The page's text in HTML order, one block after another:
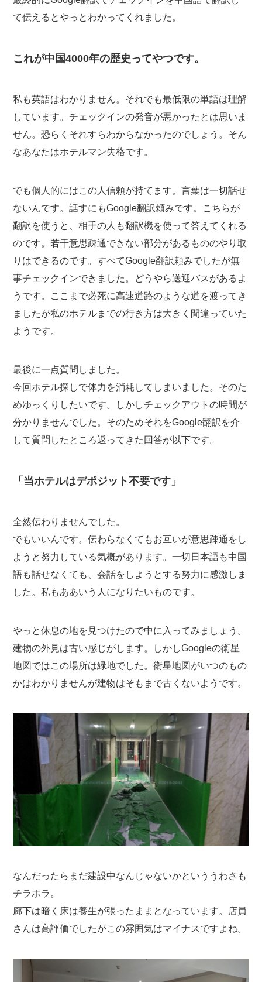
て伝えるとやっとわかってくれました。
これが中国4000年の歴史ってやつです。
私も英語はわかりません。それでも最低限の単語は理解
しています。チェックインの発音が悪かったとは思いま
せん。恐らくそれすらわからなかったのでしょう。そん
なあなたはホテルマン失格です。
でも個人的にはこの人信頼が持てます。言葉は一切話せ
ないんです。話すにもGoogle翻訳頼みです。こちらが
翻訳を使うと、相手の人も翻訳機を使って答えてくれる
のです。若干意思疎通できない部分があるもののやり取
りはできるのです。すべてGoogle翻訳頼みでしたが無
事チェックインできました。どうやら送迎バスがあるよ
うです。ここまで必死に高速道路のような道を渡ってき
ましたが私のホテルまでの行き方は大きく間違っていた
ようです。
最後に一点質問しました。
今回ホテル探しで体力を消耗してしまいました。そのた
めゆっくりしたいです。しかしチェックアウトの時間が
分かりませんでした。そのためそれをGoogle翻訳を介
して質問したところ返ってきた回答が以下です。
「当ホテルはデポジット不要です」
全然伝わりませんでした。
でもいいんです。伝わらなくてもお互いが意思疎通をし
ようと努力している気概があります。一切日本語も中国
語も話せなくても、会話をしようとする努力に感激しま
した。私もああいう人になりたいものです。
やっと休息の地を見つけたので中に入ってみましょう。
建物の外見は古い感じがします。しかしGoogleの衛星
地図ではこの場所は緑地でした。衛星地図がいつのもの
かはわかりませんが建物はそもまで古くないようです。
なんだったらまだ建設中なんじゃないかといううわさも
チラホラ。
廊下は暗く床は養生が張ったままとなっています。店員
さんは高評価でしたがこの雰囲気はマイナスですよね。